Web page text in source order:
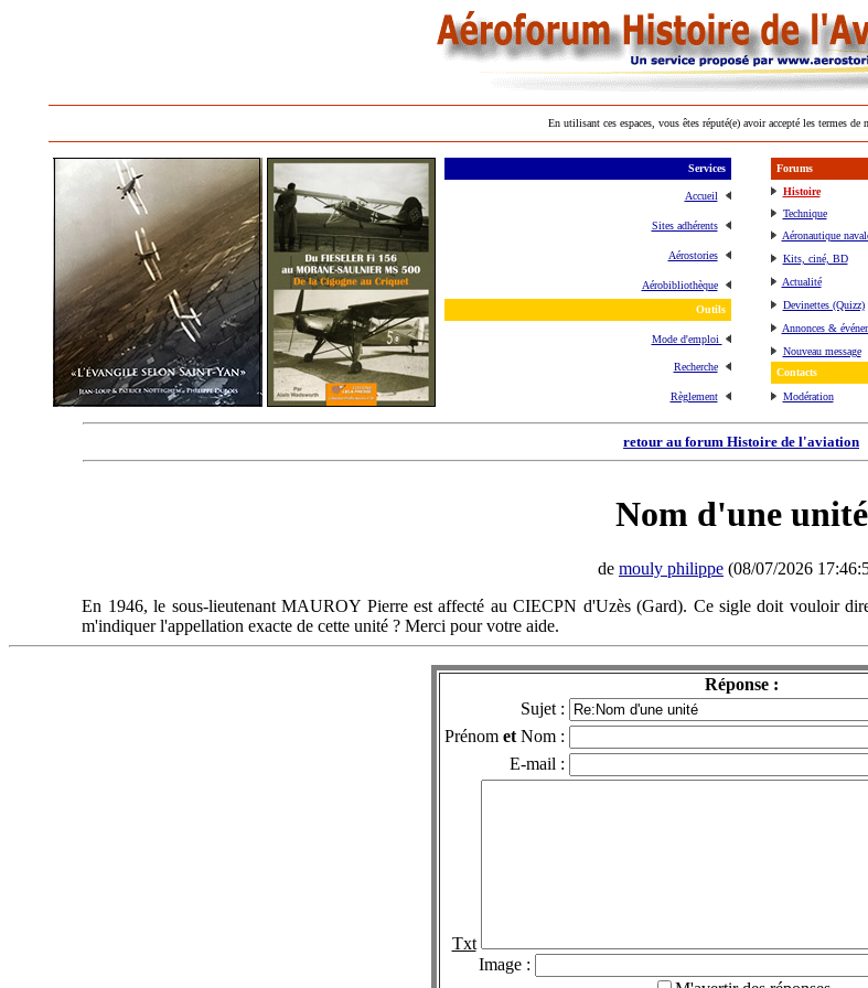
En utilisant ces espaces, vous êtes réputé(e) avoir accepté les termes de
Services
Accueil
Sites adhérents
Aérostories
Aérobibliothèque
Outils
Mode d'emploi
Recherche
Règlement
Forums
Histoire
Technique
Aéronautique
Kits, ciné, BD
Actualité
Devinettes (Quizz)
Annonces &
Nouveau message
Contacts
Modération
retour au forum Histoire de l'aviation
Nom d'une unité
de mouly philippe (08/07/2026
En 1946, le sous-lieutenant MAUROY Pierre est affecté au CIECPN d'Uzès (Gard). Ce sigle doit vouloir
m'indiquer l'appellation exacte de cette unité ? Merci pour votre aide.
Réponse :
Sujet :
Prénom et Nom :
E-mail :
Txt
Image :